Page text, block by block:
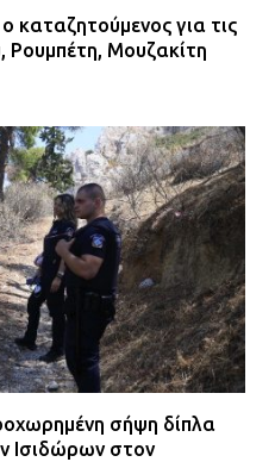
καταζητούμενος για τις
Ρουμπέτη, Μουζακίτη
σήψη δίπλα
Ισιδώρων στον